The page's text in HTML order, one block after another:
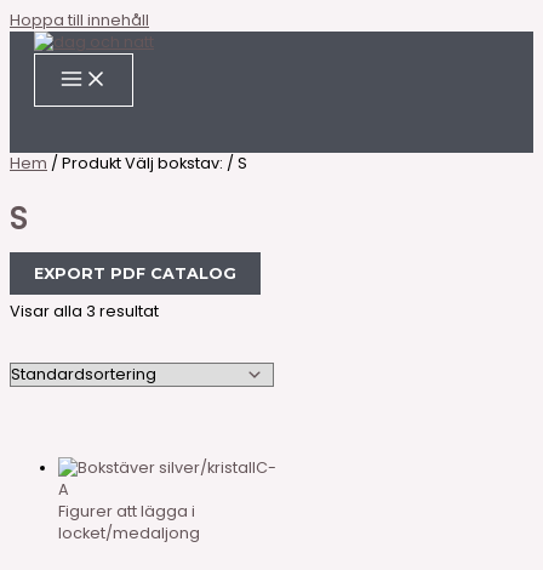
Hoppa till innehåll
Hem / Produkt Välj bokstav: / S
S
EXPORT PDF CATALOG
Visar alla 3 resultat
C-
A
Figurer att lägga i
locket/medaljong